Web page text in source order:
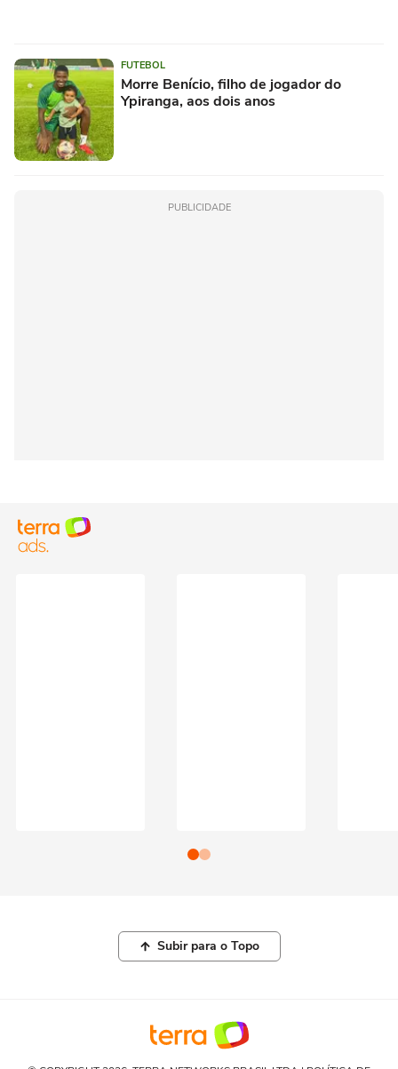
FUTEBOL
Morre Benício, filho de jogador do
Ypiranga, aos dois anos
PUBLICIDADE
Subir para o Topo